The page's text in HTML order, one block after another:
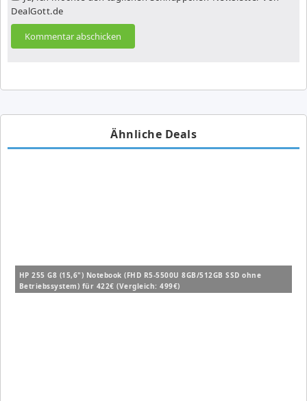
DealGott.de
Ähnliche Deals
HP 255 G8 (15,6") Notebook (FHD R5-5500U 8GB/512GB SSD ohne
Betriebssystem) für 422€ (Vergleich: 499€)